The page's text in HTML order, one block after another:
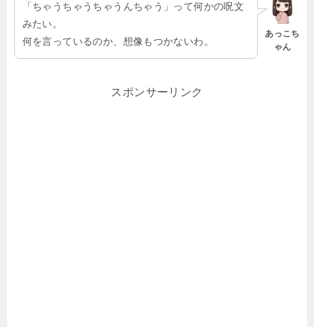
あっこち
ゃん
「ちゃうちゃうちゃうんちゃう」って何かの呪文
みたい。
何を言っているのか、想像もつかないわ。
スポンサーリンク